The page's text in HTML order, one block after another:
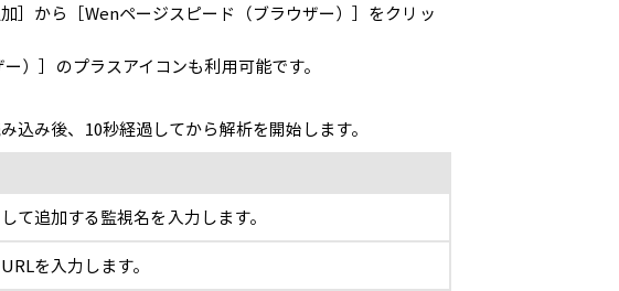
］から［Wenページスピード（ブラウザー）］をクリッ
）］のプラスアイコンも利用可能です。
み後、10秒経過してから解析を開始します。
て追加する監視名を入力します。
を入力します。